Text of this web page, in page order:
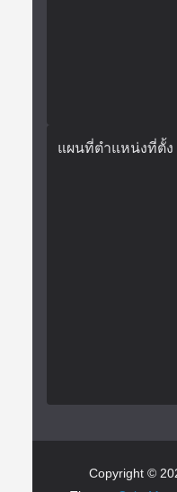
แผนที่ตำแหน่งที่ตั้ง
Copyright ©